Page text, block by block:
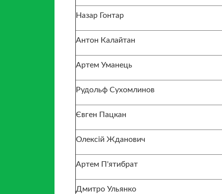
Назар Гонтар
Антон Калайтан
Артем Уманець
Рудольф Сухомлинов
Євген Пацкан
Олексій Жданович
Артем П'ятибрат
Дмитро Ульянко